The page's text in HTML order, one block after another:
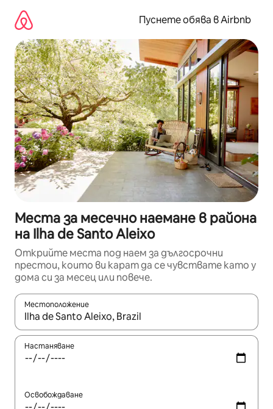
съдържанието
Пуснете обява в Airbnb
Места за месечно наемане в района
на Ilha de Santo Aleixo
Открийте места под наем за дългосрочни
престои, които ви карат да се чувствате като у
дома си за месец или повече.
Местоположение
Когато резултатите се покажат, използвайте
Настаняване
Освобождаване